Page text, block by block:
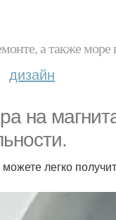
а также
дизайн
на
легко